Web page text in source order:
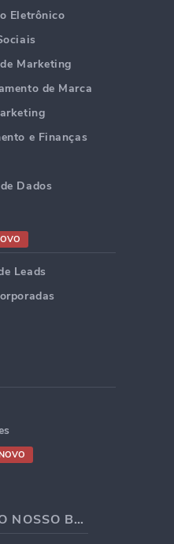
Eletrônico
Marketing
de Marca
e Finanças
Dados
Leads
ÚLTIMAS NOTÍCIAS DO NOSSO BLOG